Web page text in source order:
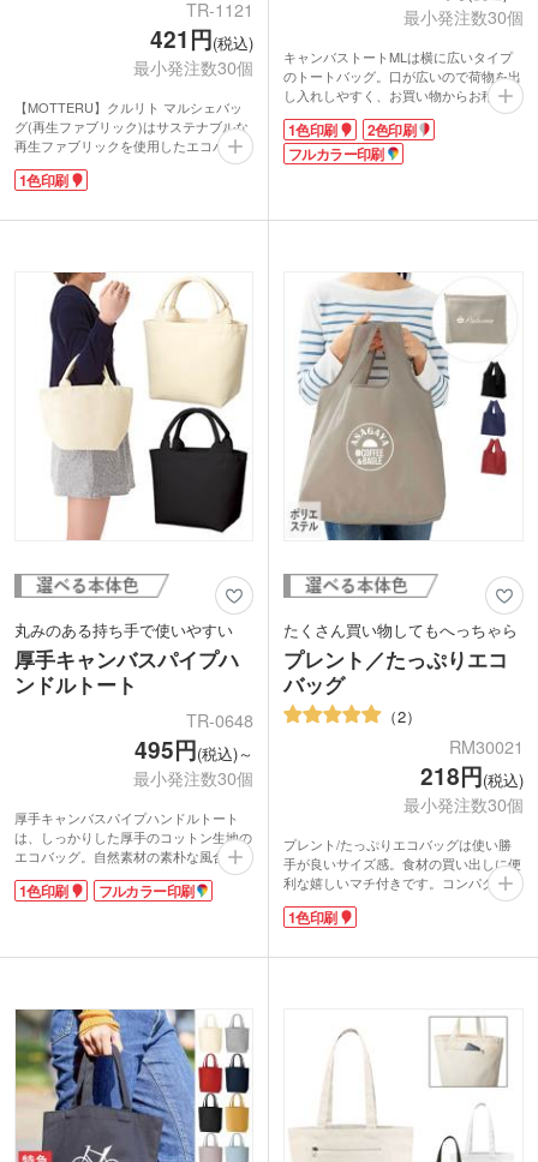
TR-1121
421円(税込)
最小発注数30個
【MOTTERU】クルリト マルシェバッ
グ(再生ファブリック)はサステナブルな
再生ファブリックを使用したエコバッ
グ。大人気マルシェ型で、ナチュラルな
風合いの生地感がおしゃれな印象です。
ら作られているため、染色工程がなく
さばるものもラクラク入れられる丸底タ
イプ。使わないときにはくるっと折りた
たんでコンパクトにまとめられます。
1色印刷での名入れが可能です。SDGs
のキャンペーンノベルティや、アパレル
ショップや雑貨店での周年記念品・オリ
ジナルグッズ製作にいかがでしょうか。
1色印刷
最小発注数30個
キャンバストートMLは横に広いタイプ
のトートバッグ。口が広いので荷物を出
し入れしやすく、お買い物からお稽古バ
12オンスの厚手キャンバス生地で、耐久
性もバッチリ。中身が透けて見えること
ッグなど幅広く活用いただけます。
1色印刷
2色印刷
フルカラー印刷
丸みのある持ち手で使いやすい
厚手キャンバスパイプハ
ンドルトート
TR-0648
495円(税込)～
最小発注数30個
厚手キャンバスパイプハンドルトート
は、しっかりした厚手のコットン生地の
エコバッグ。自然素材の素朴な風合いが
楽しめます。ハンドル(持ち手)は、パイ
プのように丸みのあるタイプ。持ちやす
1色印刷 フルカラー印刷
たくさん買い物してもへっちゃら
プレント／たっぷりエコ
バッグ
2
RM30021
218円(税込)
最小発注数30個
プレント/たっぷりエコバッグは使い勝
手が良いサイズ感。食材の買い出しに便
利な嬉しいマチ付きです。コンパクトに
折りたためる内ポケット付きだから携帯
に便利。
ッグを使用することでCO2削減になり、
いお客様にDMで送ることもできます。
環境を意識したノベルティは受け取る側
から好感触が得られますよ。
内ポケットまたはバッグ本体に1色印刷
が可能です。お店のロゴやキャラクター
を印刷して、オリジナルエコバッグの作
成に人気です。デイリーに使えるエコバ
ッグは長く使えるノベルティとして喜ば
1色印刷